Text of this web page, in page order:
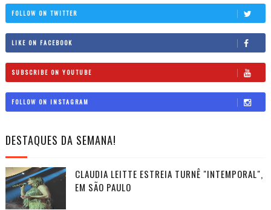
FOLLOW ON TWITTER
LIKE ON FACEBOOK
SUBSCRIBE ON YOUTUBE
FOLLOW ON INSTAGRAM
DESTAQUES DA SEMANA!
CLAUDIA LEITTE ESTREIA TURNÊ "INTEMPORAL",
EM SÃO PAULO